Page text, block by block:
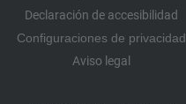
Declaración de accesibilidad
Configuraciones de privacidad
Aviso legal